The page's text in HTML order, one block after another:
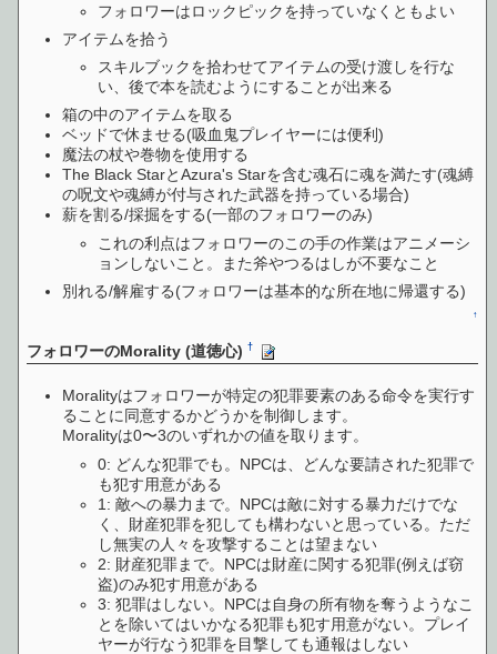
フォロワーはロックピックを持っていなくともよい
アイテムを拾う
スキルブックを拾わせてアイテムの受け渡しを行な
い、後で本を読むようにすることが出来る
箱の中のアイテムを取る
ベッドで休ませる(吸血鬼プレイヤーには便利)
魔法の杖や巻物を使用する
The Black StarとAzura's Starを含む魂石に魂を満たす(魂縛
の呪文や魂縛が付与された武器を持っている場合)
薪を割る/採掘をする(一部のフォロワーのみ)
これの利点はフォロワーのこの手の作業はアニメーシ
ョンしないこと。また斧やつるはしが不要なこと
別れる/解雇する(フォロワーは基本的な所在地に帰還する)
↑
フォロワーのMorality (道徳心)†
Moralityはフォロワーが特定の犯罪要素のある命令を実行す
ることに同意するかどうかを制御します。
Moralityは0〜3のいずれかの値を取ります。
0: どんな犯罪でも。NPCは、どんな要請された犯罪で
も犯す用意がある
1: 敵への暴力まで。NPCは敵に対する暴力だけでな
く、財産犯罪を犯しても構わないと思っている。ただ
し無実の人々を攻撃することは望まない
2: 財産犯罪まで。NPCは財産に関する犯罪(例えば窃
盗)のみ犯す用意がある
3: 犯罪はしない。NPCは自身の所有物を奪うようなこ
とを除いてはいかなる犯罪も犯す用意がない。プレイ
ヤーが行なう犯罪を目撃しても通報はしない